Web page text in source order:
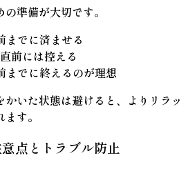
準備が大切です。
までに済ませる
前には控える
までに終えるのが理想
いた状態は避けると、よりリラッ
す。
点とトラブル防止